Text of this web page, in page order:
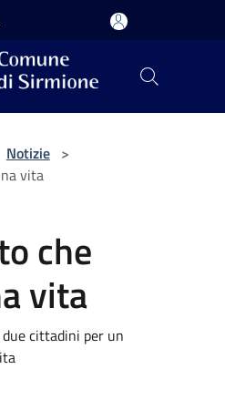
Notizie >
vita
che
vita
cittadini per un